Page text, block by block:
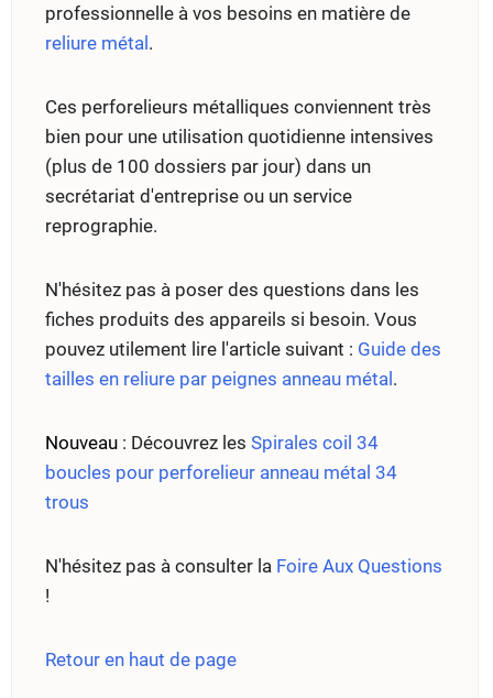
professionnelle à vos besoins en matière de
reliure métal.
Ces perforelieurs métalliques conviennent très
bien pour une utilisation quotidienne intensives
(plus de 100 dossiers par jour) dans un
secrétariat d'entreprise ou un service
reprographie.
N'hésitez pas à poser des questions dans les
fiches produits des appareils si besoin. Vous
pouvez utilement lire l'article suivant : Guide des
tailles en reliure par peignes anneau métal.
Nouveau : Découvrez les Spirales coil 34
boucles pour perforelieur anneau métal 34
trous
N'hésitez pas à consulter la Foire Aux Questions
!
Retour en haut de page